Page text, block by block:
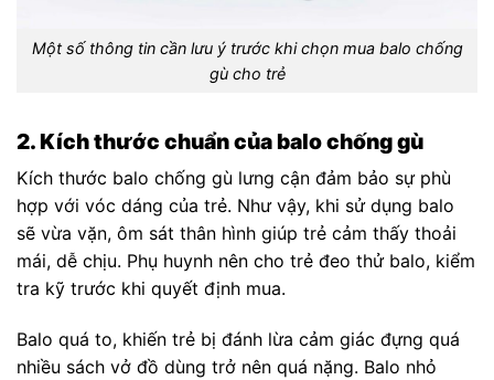
Một số thông tin cần lưu ý trước khi chọn mua balo chống
gù cho trẻ
2. Kích thước chuẩn của balo chống gù
Kích thước balo chống gù lưng cận đảm bảo sự phù
hợp với vóc dáng của trẻ. Như vậy, khi sử dụng balo
sẽ vừa vặn, ôm sát thân hình giúp trẻ cảm thấy thoải
mái, dễ chịu. Phụ huynh nên cho trẻ đeo thử balo, kiểm
tra kỹ trước khi quyết định mua.
Balo quá to, khiến trẻ bị đánh lừa cảm giác đựng quá
nhiều sách vở đồ dùng trở nên quá nặng. Balo nhỏ